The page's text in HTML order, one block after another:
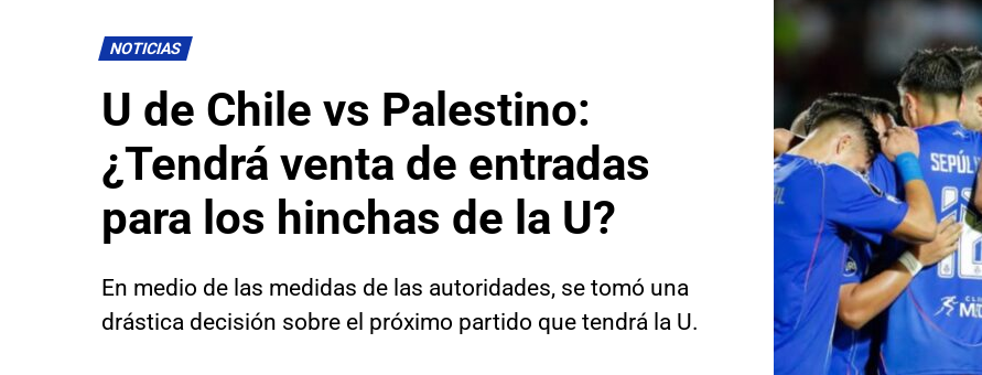
NOTICIAS
U de Chile vs Palestino:
¿Tendrá venta de entradas
para los hinchas de la U?
En medio de las medidas de las autoridades, se tomó una
drástica decisión sobre el próximo partido que tendrá la U.